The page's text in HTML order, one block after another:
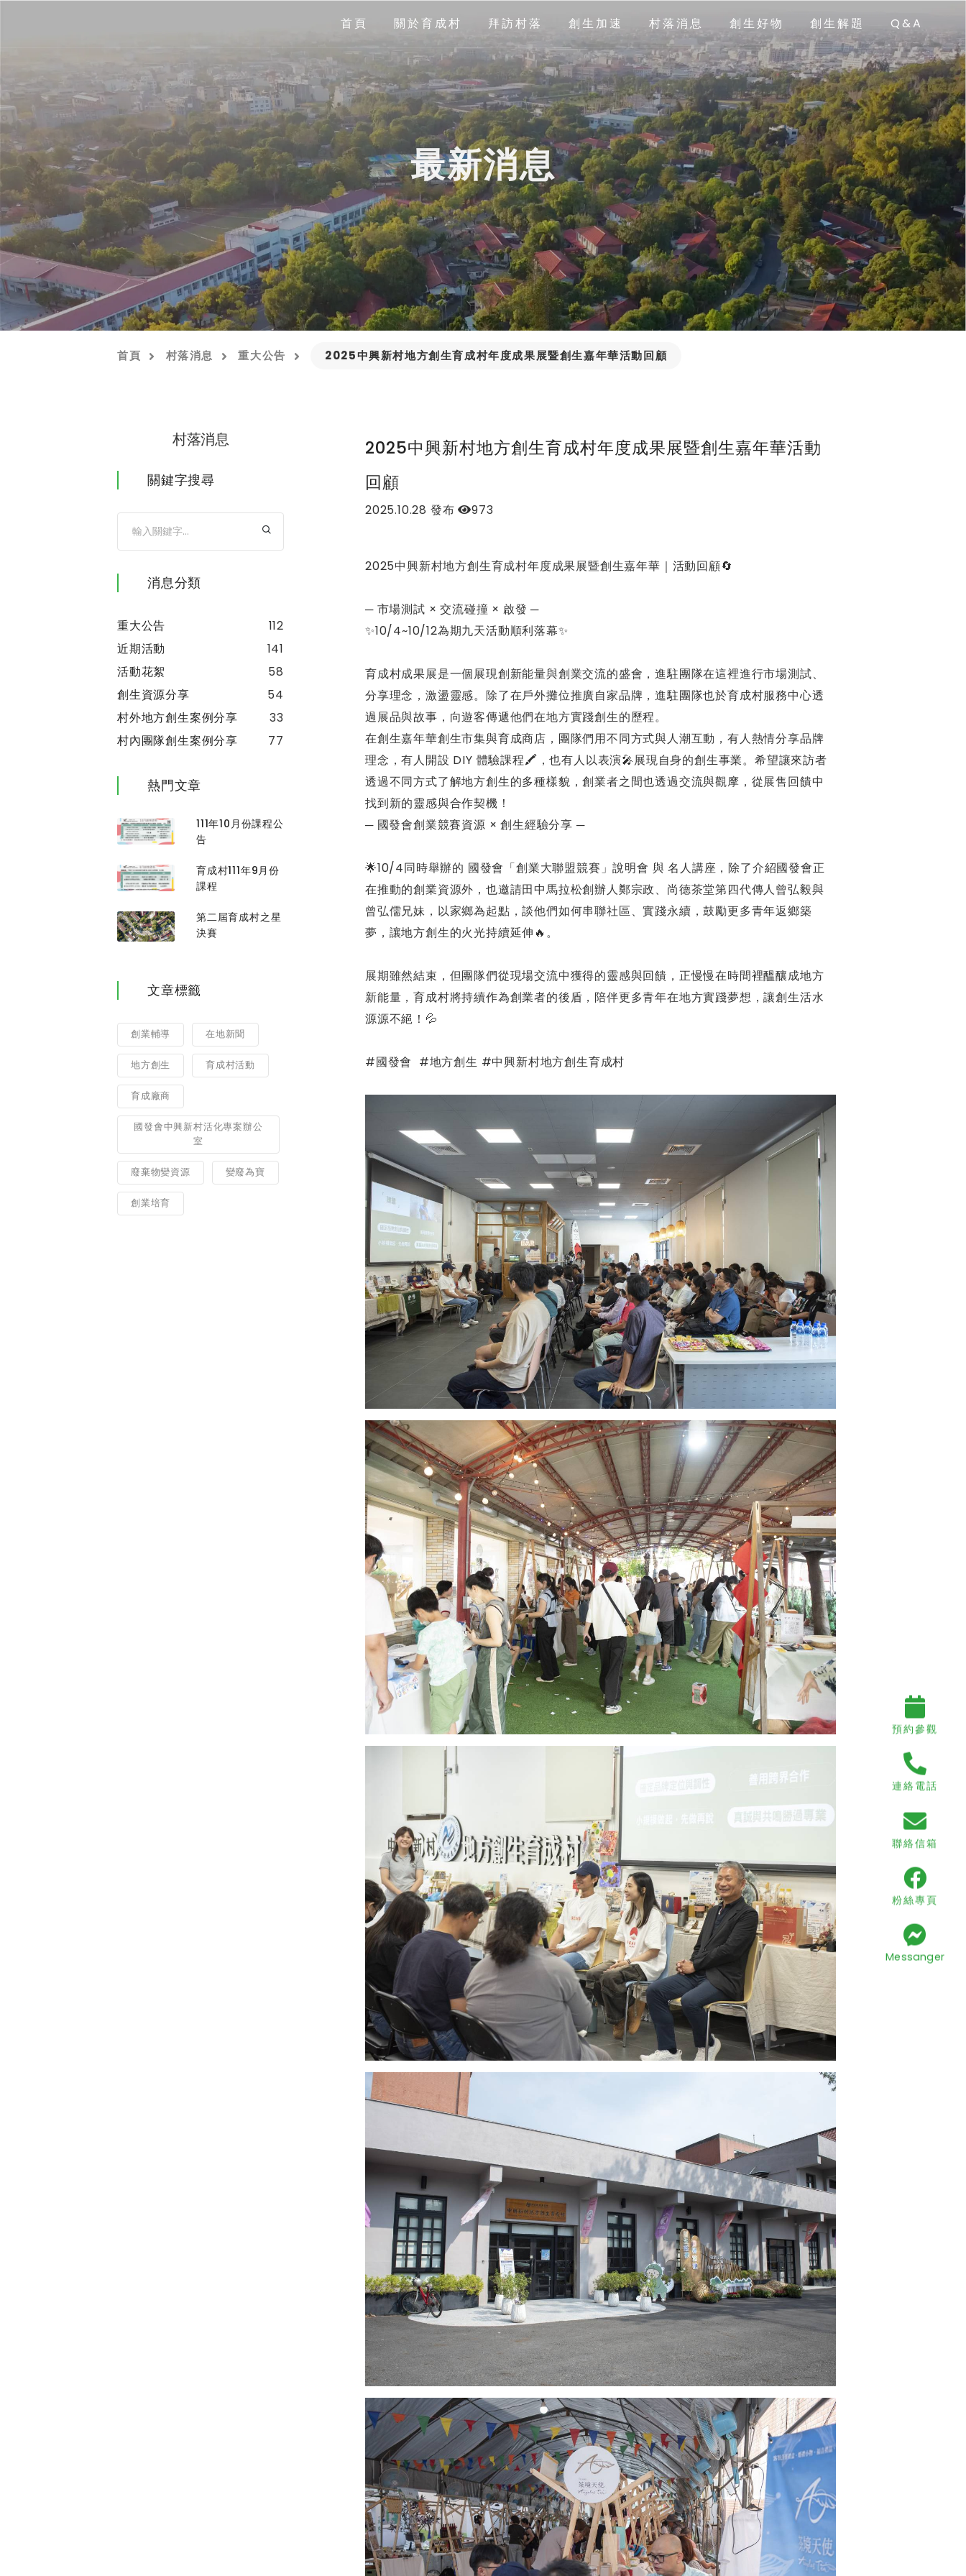
首頁 關於育成村 拜訪村落 創生加速 村落消息 創生好物 創生解題 Q&A
最新消息
首頁 村落消息 重大公告 2025中興新村地方創生育成村年度成果展暨創生嘉年華活動回顧
村落消息
關鍵字搜尋
消息分類
重大公告
112
近期活動
141
活動花絮
58
創生資源分享
54
村外地方創生案例分享
33
村內團隊創生案例分享
77
熱門文章
111年10月份課程公
告
育成村111年9月份
課程
第二屆育成村之星
決賽
文章標籤
創業輔導 在地新聞
地方創生 育成村活動
育成廠商
國發會中興新村活化專案辦公
室
廢棄物變資源 變廢為寶
創業培育
2025中興新村地方創生育成村年度成果展暨創生嘉年華活動
回顧
2025.10.28 發布 973
2025中興新村地方創生育成村年度成果展暨創生嘉年華｜活動回顧🔄
─ 市場測試 × 交流碰撞 × 啟發 ─
✨10/4~10/12為期九天活動順利落幕✨
育成村成果展是一個展現創新能量與創業交流的盛會，進駐團隊在這裡進行市場測試、
分享理念，激盪靈感。除了在戶外攤位推廣自家品牌，進駐團隊也於育成村服務中心透
過展品與故事，向遊客傳遞他們在地方實踐創生的歷程。
在創生嘉年華創生市集與育成商店，團隊們用不同方式與人潮互動，有人熱情分享品牌
理念，有人開設 DIY 體驗課程🖍，也有人以表演🎤展現自身的創生事業。希望讓來訪者
透過不同方式了解地方創生的多種樣貌，創業者之間也透過交流與觀摩，從展售回饋中
找到新的靈感與合作契機！
─ 國發會創業競賽資源 × 創生經驗分享 ─
🌟10/4同時舉辦的 國發會「創業大聯盟競賽」說明會 與 名人講座，除了介紹國發會正
在推動的創業資源外，也邀請田中馬拉松創辦人鄭宗政、尚德茶堂第四代傳人曾弘毅與
曾弘儒兄妹，以家鄉為起點，談他們如何串聯社區、實踐永續，鼓勵更多青年返鄉築
夢，讓地方創生的火光持續延伸🔥。
展期雖然結束，但團隊們從現場交流中獲得的靈感與回饋，正慢慢在時間裡醞釀成地方
新能量，育成村將持續作為創業者的後盾，陪伴更多青年在地方實踐夢想，讓創生活水
源源不絕！💦
#國發會 #地方創生 #中興新村地方創生育成村
預約參觀
連絡電話
聯絡信箱
粉絲專頁
Messanger